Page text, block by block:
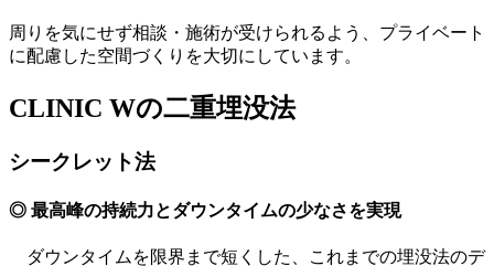
周りを気にせず相談・施術が受けられるよう、プライベート
に配慮した空間づくりを大切にしています。
CLINIC Wの二重埋没法
シークレット法
◎ 最高峰の持続力とダウンタイムの少なさを実現
ダウンタイムを限界まで短くした、これまでの埋没法のデ